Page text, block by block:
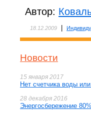
Автор:
18.12.2009
Новости
15 января 2017
Нет счетчика воды
28 декабря 2016
Энергосбережение